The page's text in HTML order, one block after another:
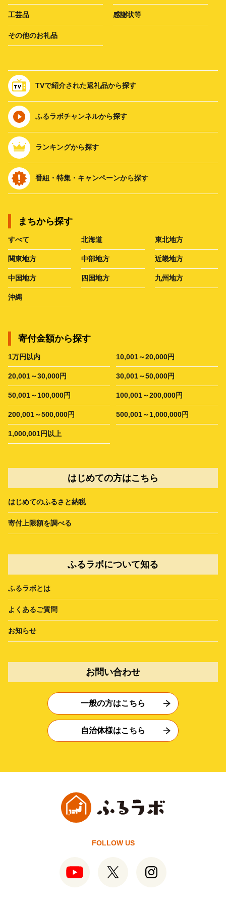
工芸品 感謝状等
その他のお礼品
TVで紹介された返礼品から探す
ふるラボチャンネルから探す
ランキングから探す
番組・特集・キャンペーンから探す
まちから探す
すべて 北海道 東北地方
関東地方 中部地方 近畿地方
中国地方 四国地方 九州地方
沖縄
寄付金額から探す
1万円以内 10,001～20,000円
20,001～30,000円 30,001～50,000円
50,001～100,000円 100,001～200,000円
200,001～500,000円 500,001～1,000,000円
1,000,001円以上
はじめての方はこちら
はじめてのふるさと納税
寄付上限額を調べる
ふるラボについて知る
ふるラボとは
よくあるご質問
お知らせ
お問い合わせ
一般の方はこちら
自治体様はこちら
FOLLOW US